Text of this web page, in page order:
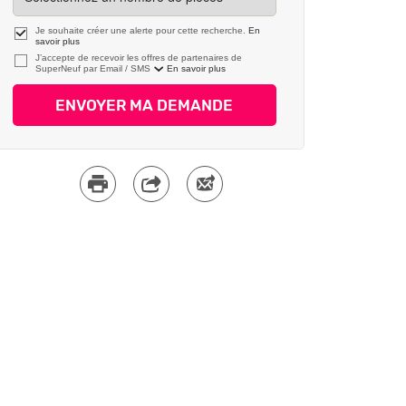
Je souhaite créer une alerte pour cette recherche. En
savoir plus
J’accepte de recevoir les offres de partenaires de
SuperNeuf par
En savoir plus
ENVOYER MA DEMANDE